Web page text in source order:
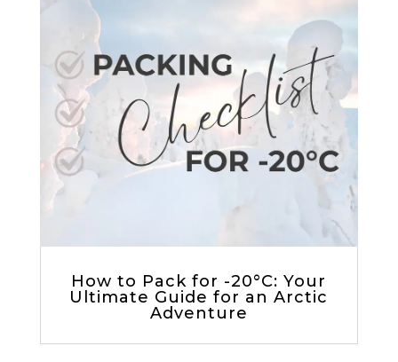
How to Pack for -20°C: Your
Ultimate Guide for an Arctic
Adventure